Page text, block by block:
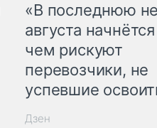
«В последнюю
августа
чем рискуют
перевозчики, не
успевшие
Дзен